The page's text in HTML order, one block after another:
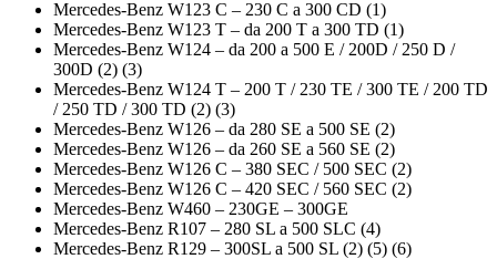
Mercedes-Benz W123 C – 230 C a 300 CD (1)
Mercedes-Benz W123 T – da 200 T a 300 TD (1)
Mercedes-Benz W124 – da 200 a 500 E / 200D / 250 D /
300D (2) (3)
Mercedes-Benz W124 T – 200 T / 230 TE / 300 TE / 200 TD
/ 250 TD / 300 TD (2) (3)
Mercedes-Benz W126 – da 280 SE a 500 SE (2)
Mercedes-Benz W126 – da 260 SE a 560 SE (2)
Mercedes-Benz W126 C – 380 SEC / 500 SEC (2)
Mercedes-Benz W126 C – 420 SEC / 560 SEC (2)
Mercedes-Benz W460 – 230GE – 300GE
Mercedes-Benz R107 – 280 SL a 500 SLC (4)
Mercedes-Benz R129 – 300SL a 500 SL (2) (5) (6)